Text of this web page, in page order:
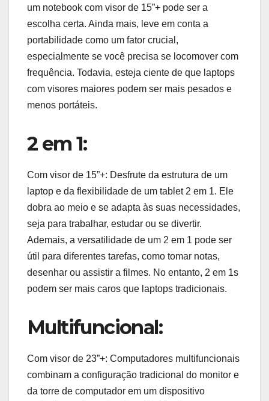
um notebook com visor de 15”+ pode ser a
escolha certa. Ainda mais, leve em conta a
portabilidade como um fator crucial,
especialmente se você precisa se locomover com
frequência. Todavia, esteja ciente de que laptops
com visores maiores podem ser mais pesados e
menos portáteis.
2 em 1:
Com visor de 15”+: Desfrute da estrutura de um
laptop e da flexibilidade de um tablet 2 em 1. Ele
dobra ao meio e se adapta às suas necessidades,
seja para trabalhar, estudar ou se divertir.
Ademais, a versatilidade de um 2 em 1 pode ser
útil para diferentes tarefas, como tomar notas,
desenhar ou assistir a filmes. No entanto, 2 em 1s
podem ser mais caros que laptops tradicionais.
Multifuncional:
Com visor de 23”+: Computadores multifuncionais
combinam a configuração tradicional do monitor e
da torre de computador em um dispositivo